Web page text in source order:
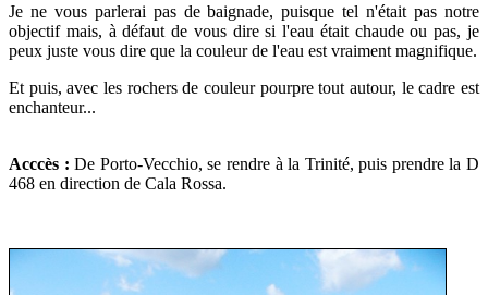
Je ne vous parlerai pas de baignade, puisque tel n'était pas notre
objectif mais, à défaut de vous dire si l'eau était chaude ou pas, je
peux juste vous dire que la couleur de l'eau est vraiment magnifique.
Et puis, avec les rochers de couleur pourpre tout autour, le cadre est
enchanteur...
Acccès : De Porto-Vecchio, se rendre à la Trinité, puis prendre la D
468 en direction de Cala Rossa.